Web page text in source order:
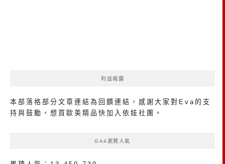
利益揭露
本部落格部分文章連結為回饋連結，感謝大家對Eva的支
持與鼓勵，想買歐美精品 快加入依娃社團 。
GA4瀏覽人氣